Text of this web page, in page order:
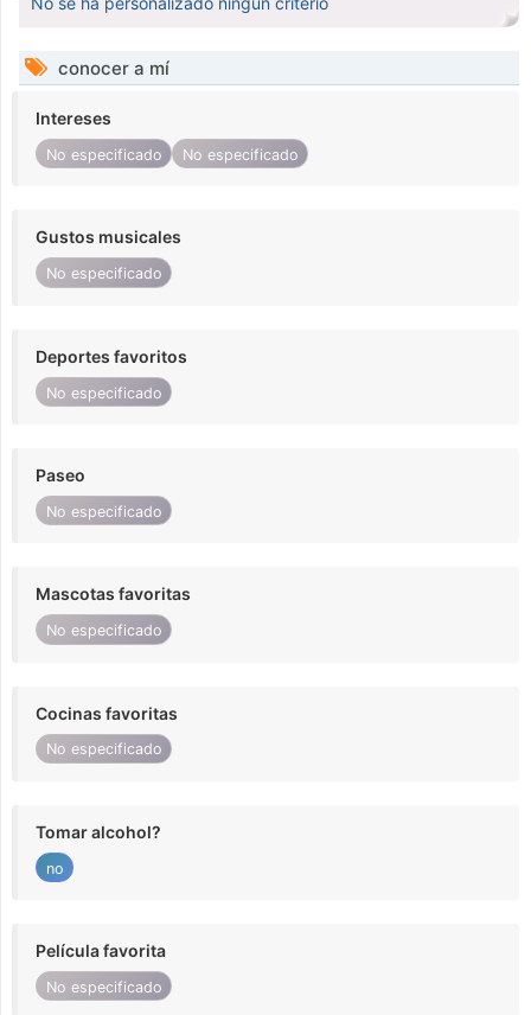
conocer a mí
Intereses
No especificado No especificado
Gustos musicales
No especificado
Deportes favoritos
No especificado
Paseo
No especificado
Mascotas favoritas
No especificado
Cocinas favoritas
No especificado
Tomar alcohol?
no
Película favorita
No especificado